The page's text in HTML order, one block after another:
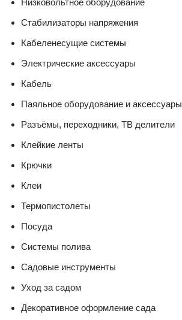
Низковольтное оборудование
Стабилизаторы напряжения
Кабеленесущие системы
Электрические аксессуары
Кабель
Паяльное оборудование и аксессуары
Разъёмы, переходники, ТВ делители
Клейкие ленты
Крючки
Клеи
Термопистолеты
Посуда
Системы полива
Садовые инструменты
Уход за садом
Декоративное оформление сада